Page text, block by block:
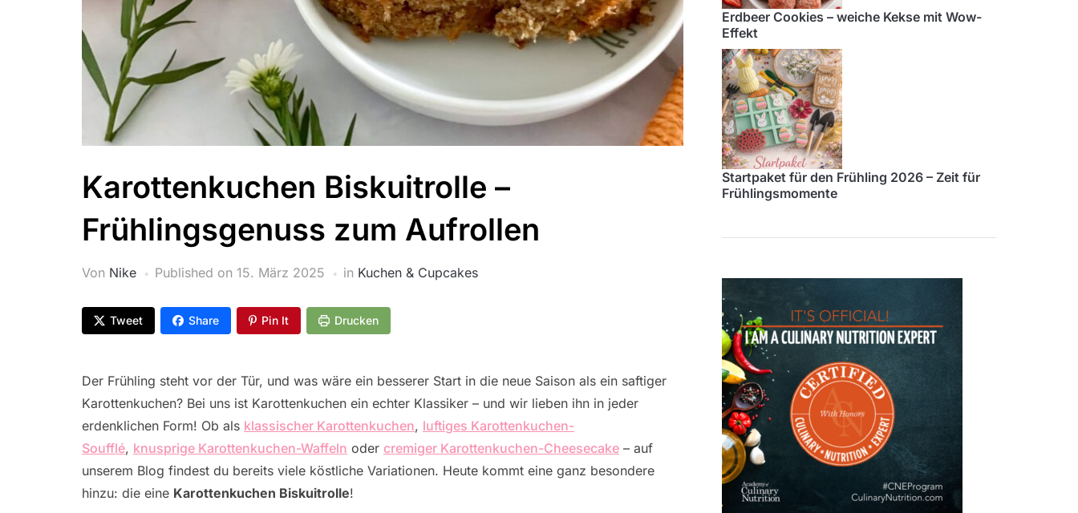
Karottenkuchen Biskuitrolle –
Frühlingsgenuss zum Aufrollen
Von Nike Published on 15. März 2025 in Kuchen & Cupcakes
Tweet Share Pin It Drucken
Der Frühling steht vor der Tür, und was wäre ein besserer Start in die neue Saison als ein saftiger
Karottenkuchen? Bei uns ist Karottenkuchen ein echter Klassiker – und wir lieben ihn in jeder
erdenklichen Form! Ob als klassischer Karottenkuchen, luftiges Karottenkuchen-
Soufflé, knusprige Karottenkuchen-Waffeln oder cremiger Karottenkuchen-Cheesecake – auf
unserem Blog findest du bereits viele köstliche Variationen. Heute kommt eine ganz besondere
hinzu: die eine Karottenkuchen Biskuitrolle!
Erdbeer Cookies – weiche Kekse mit Wow-
Effekt
Startpaket für den Frühling 2026 – Zeit für
Frühlingsmomente